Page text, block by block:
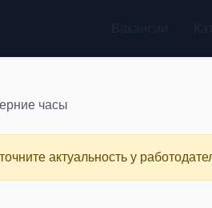
часы
актуальность у